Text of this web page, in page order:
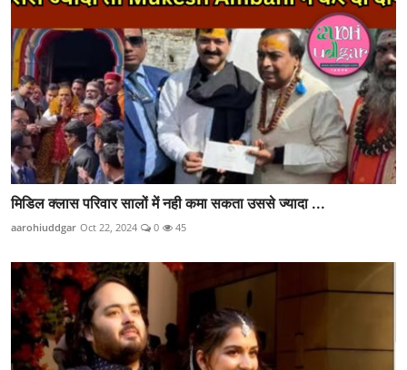
मिडिल क्लास परिवार सालों में नही कमा सकता उससे ज्यादा ...
aarohiuddgar Oct 22, 2024 0 45